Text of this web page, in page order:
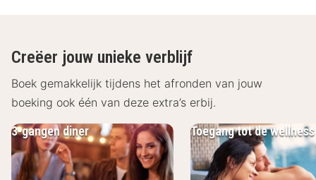
faciliteiten, zoals koffie- en theefaciliteiten, een
zithoek, een flatscreen-tv, een audio-Bluetooth-
systeem en een prachtig uitzicht over de markt of
uitzicht op de binnentuin met balkon! Bovendien
beschikken de kamers over een badkamer die is
ingericht met een toilet, (inloop) douche en föhn. Toe
aan ontspanning? Maak als hotelgast gratis gebruik
Creëer jouw unieke verblijf
Boek gemakkelijk tijdens het afronden van jouw
boeking ook één van deze extra’s erbij.
Toegang tot de wellness
3-gangen diner